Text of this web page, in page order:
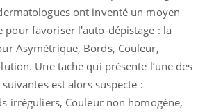
ont inventé un moyen
pour favoriser l'auto-dépistage : la
Asymétrique, Bords, Couleur,
Une tache qui présente l’une des
est alors suspecte :
irréguliers, Couleur non homogène,